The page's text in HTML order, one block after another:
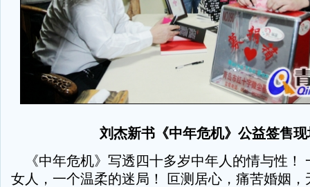
刘杰新书《中年危机》公益签售现
《中年危机》写透四十多岁中年人的情与性！
女人，一个温柔的迷局！ 叵测居心，痛苦婚姻